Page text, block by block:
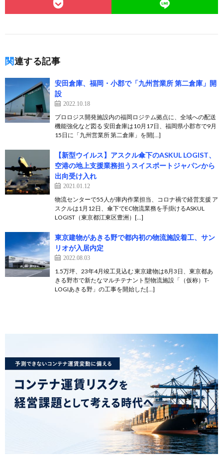
関連する記事
安田倉庫、福岡・小郡で「九州営業所 第二倉庫」開
設
2022.10.18
プロロジス開発施設内の福岡ロジテム拠点に、全域への配送
機能強化など図る 安田倉庫は10月17日、福岡県小郡市で9月
15日に「九州営業所 第二倉庫」を開[…]
【新型ウイルス】アスクル傘下のASKUL LOGIST、
空港の地上支援業務担うスイスポートジャパンから
出向受け入れ
2021.01.12
物流センターで55人が庫内作業担当、コロナ禍で経営支援 ア
スクルは1月12日、傘下でEC物流業務を手掛けるASKUL
LOGIST（東京都江東区豊洲）[…]
東京建物があきる野で都内初の物流施設着工、サン
リオが入居内定
2022.08.03
1.5万坪、23年4月竣工見込む 東京建物は8月3日、東京都あ
きる野市で新たなマルチテナント型物流施設「（仮称）T-
LOGIあきる野」の工事を開始した[…]